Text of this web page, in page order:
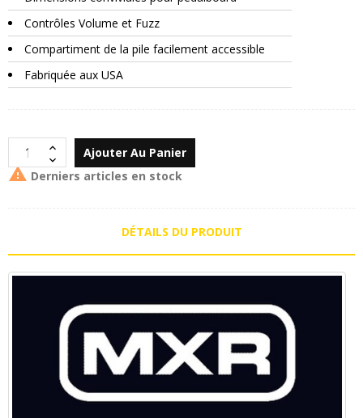
Contrôles Volume et Fuzz
Compartiment de la pile facilement accessible
Fabriquée aux USA
Ajouter Au Panier
 Derniers articles en stock
DÉTAILS DU PRODUIT